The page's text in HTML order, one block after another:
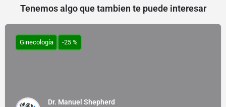
Tenemos algo que tambien te puede interesar
Dr. Manuel Shepherd
Ginecología -25 %